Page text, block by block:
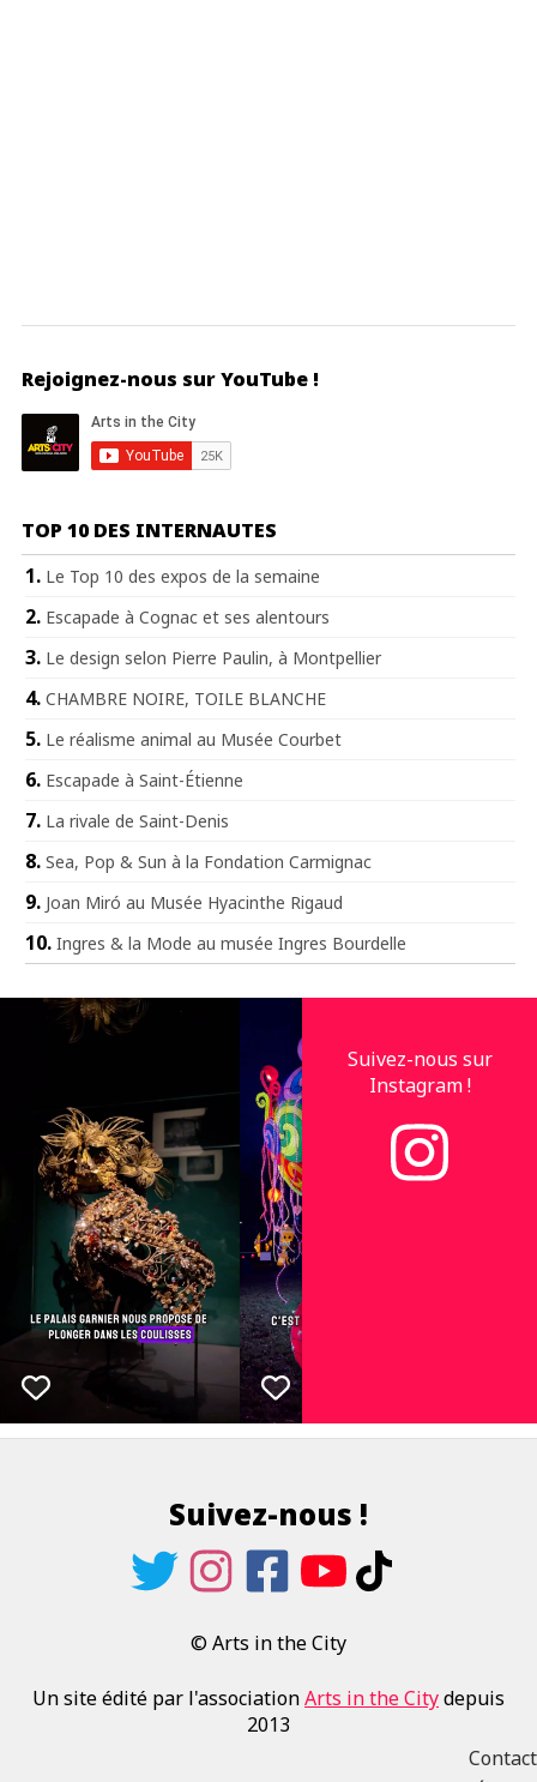
Rejoignez-nous sur YouTube !
TOP 10 DES INTERNAUTES
Le Top 10 des expos de la semaine
Escapade à Cognac et ses alentours
Le design selon Pierre Paulin, à Montpellier
CHAMBRE NOIRE, TOILE BLANCHE
Le réalisme animal au Musée Courbet
Escapade à Saint-Étienne
La rivale de Saint-Denis
Sea, Pop & Sun à la Fondation Carmignac
Joan Miró au Musée Hyacinthe Rigaud
Ingres & la Mode au musée Ingres Bourdelle
Suivez-nous sur
Instagram !
Suivez-nous !
© Arts in the City
Un site édité par l'associationArts in the Citydepuis
2013
Contact